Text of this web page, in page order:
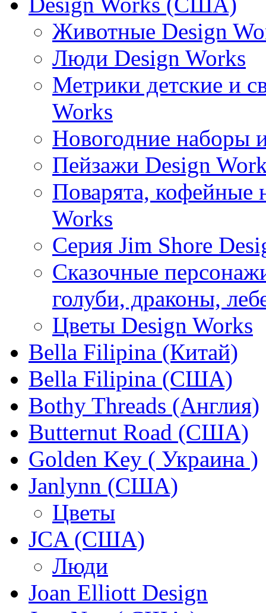
Животные Design
Люди Design Works
Метрики детские и
Works
Новогодние наборы
Пейзажи Design
Поварята, кофейные
Works
Серия Jim Shore
Сказочные
голуби, драконы,
Цветы Design Works
Bella Filipina (Китай)
Bella Filipina (США)
Bothy Threads (Англия)
Butternut Road (США)
Golden Key ( Украина )
Janlynn (США)
Цветы
JCA (США)
Люди
Joan Elliott Design